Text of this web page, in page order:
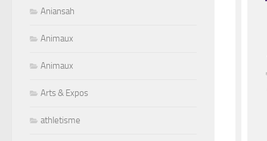
Aniansah
Animaux
Animaux
Arts & Expos
athletisme